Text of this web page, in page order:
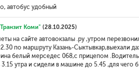
автобус удобный
Коми" (28.10.2025)
на сайте автовокзалы .ру ,утром
по маршруту Казань-Сыктывкар,выехали
белый мерседес 068,с прицепом .Водитель
3.15 утра и сидели в машине до 5.45 ,для